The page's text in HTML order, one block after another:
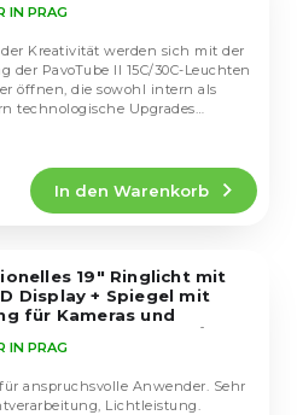
IN PRAG
In den Warenkorb
der Kreativität werden sich mit der
der PavoTube II 15C/30C-Leuchten
öffnen, die sowohl intern als
technologische Upgrades
19" Ringlicht mit
Display + Spiegel mit
für Kameras und
60W, 4800 lumenů,
RGB režim
IN PRAG
anspruchsvolle Anwender. Sehr
Lichtleistung.